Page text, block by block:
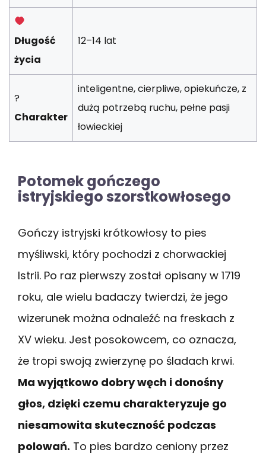
Długość
życia
12–14 lat
?
Charakter
inteligentne, cierpliwe, opiekuńcze, z
dużą potrzebą ruchu, pełne pasji
łowieckiej
Potomek gończego
istryjskiego szorstkowłosego
Gończy istryjski krótkowłosy to pies
myśliwski, który pochodzi z chorwackiej
Istrii. Po raz pierwszy został opisany w 1719
roku, ale wielu badaczy twierdzi, że jego
wizerunek można odnaleźć na freskach z
XV wieku. Jest posokowcem, co oznacza,
że tropi swoją zwierzynę po śladach krwi.
Ma wyjątkowo dobry węch i donośny
głos, dzięki czemu charakteryzuje go
niesamowita skuteczność podczas
polowań. To pies bardzo ceniony przez